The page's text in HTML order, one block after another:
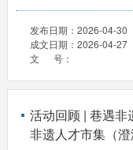
发布日期： 2026-04-30
成文日期： 2026-04-27
文 号：
活动回顾 | 巷遇
非遗人才市集（